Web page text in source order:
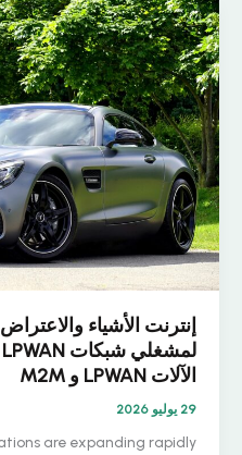
الجيل
الخامس
المستقلة
(5G
SA):
كيف
يزيد
الأمر
تعقيدًا
(وكيف
يمكن
أن
يبسط)
LIإنترنت الأشياء والاعتراض
الآلات LPWAN و M2M
29 يوليو 2026
are expanding rapidly